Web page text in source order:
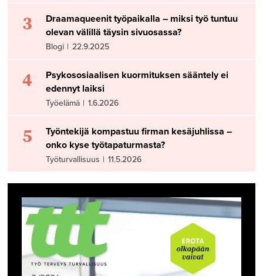
3
Draamaqueenit työpaikalla – miksi työ tuntuu
olevan välillä täysin sivuosassa?
Blogi | 22.9.2025
4
Psykososiaalisen kuormituksen sääntely ei
edennyt laiksi
Työelämä | 1.6.2026
5
Työntekijä kompastuu firman kesäjuhlissa –
onko kyse työtapaturmasta?
Työturvallisuus | 11.5.2026